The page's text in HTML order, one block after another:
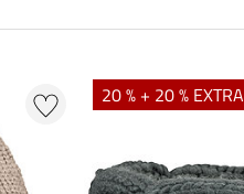
20 % + 20 % EXTRA